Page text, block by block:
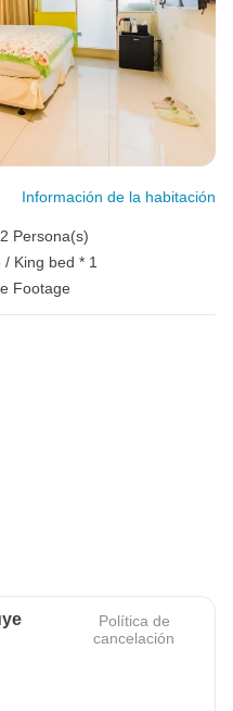
Información de la habitación
Persona(s)
King bed * 1
Footage
Política de
cancelación